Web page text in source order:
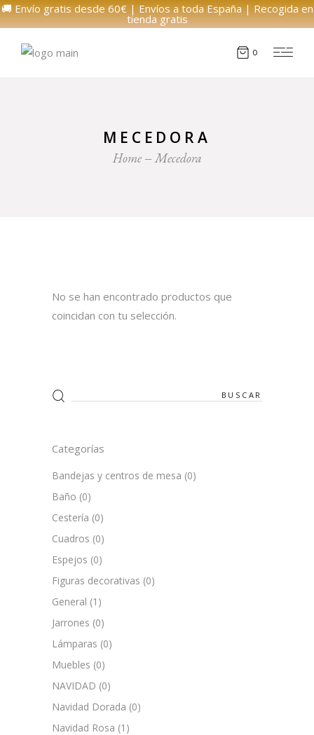
🚚 Envío gratis desde 60€ | Envíos a toda España | Recogida en
tienda gratis
0
MECEDORA
Home Mecedora
No se han encontrado productos que
coincidan con tu selección.
Search
for:
Categorías
Bandejas y centros de mesa (0)
Baño (0)
Cestería (0)
Cuadros (0)
Espejos (0)
Figuras decorativas (0)
General (1)
Jarrones (0)
Lámparas (0)
Muebles (0)
NAVIDAD (0)
Navidad Dorada (0)
Navidad Rosa (1)